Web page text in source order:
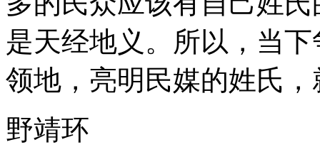
是天经地义。所以，当
领地，亮明民媒的姓氏
野靖环